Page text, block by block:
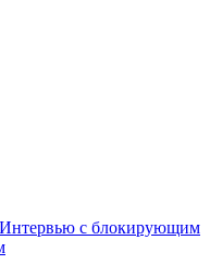
с блокирующим